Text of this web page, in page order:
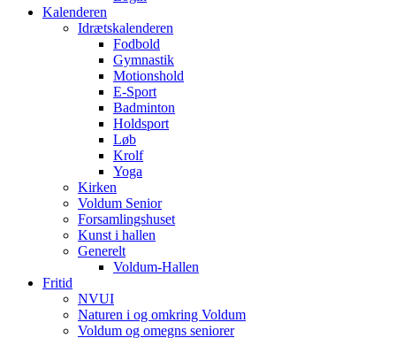
Kalenderen
Idrætskalenderen
Fodbold
Gymnastik
Motionshold
E-Sport
Badminton
Holdsport
Løb
Krolf
Yoga
Kirken
Voldum Senior
Forsamlingshuset
Kunst i hallen
Generelt
Voldum-Hallen
Fritid
NVUI
Naturen i og omkring Voldum
Voldum og omegns seniorer